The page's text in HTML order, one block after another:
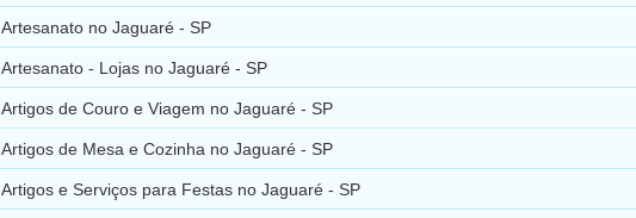
Artesanato no Jaguaré - SP
Artesanato - Lojas no Jaguaré - SP
Artigos de Couro e Viagem no Jaguaré - SP
Artigos de Mesa e Cozinha no Jaguaré - SP
Artigos e Serviços para Festas no Jaguaré - SP